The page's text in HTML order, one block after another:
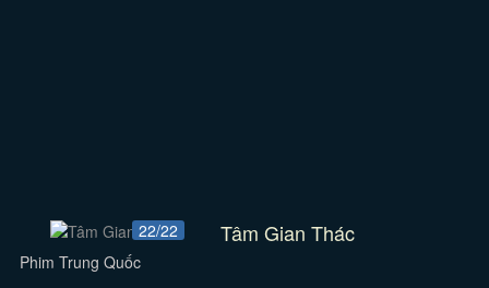
22/22 Tâm Gian Thác
Phim Trung Quốc